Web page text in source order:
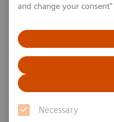
and change your
Necessary
Startseite
News &
setzen neue Standards am